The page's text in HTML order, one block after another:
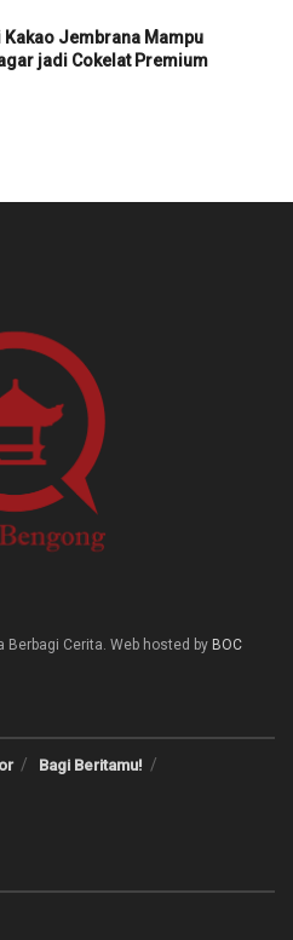
Kakao Jembrana Mampu
jadi Cokelat Premium
Cerita. Web hosted by BOC
Bagi Beritamu!